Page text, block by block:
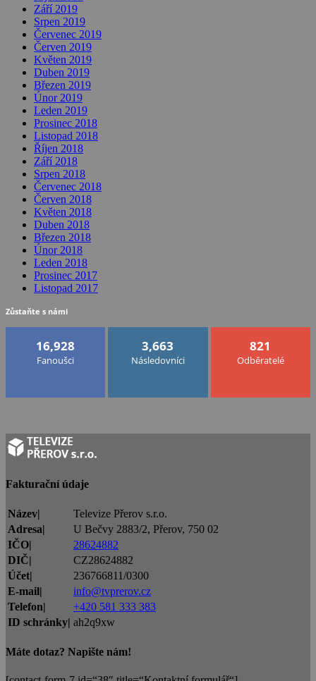
Září 2019
Srpen 2019
Červenec 2019
Červen 2019
Květen 2019
Duben 2019
Březen 2019
Únor 2019
Leden 2019
Prosinec 2018
Listopad 2018
Říjen 2018
Září 2018
Srpen 2018
Červenec 2018
Červen 2018
Květen 2018
Duben 2018
Březen 2018
Únor 2018
Leden 2018
Prosinec 2017
Listopad 2017
Zůstaňte s námi
16,928
Fanoušci
3,663
Následovníci
821
Odběratelé
Fakturační údaje
Název|
Televize Přerov s.r.o.
Adresa|
U Bečvy 2883/2, Přerov, 750 02
IČO|
28624882
DIČ|
CZ28624882
Účet|
236766811/0300
E-mail|
info@tvprerov.cz
Telefon|
+420 581 333 383
ID schránky| ah2q9xw
Máte dotaz? Napište nám!